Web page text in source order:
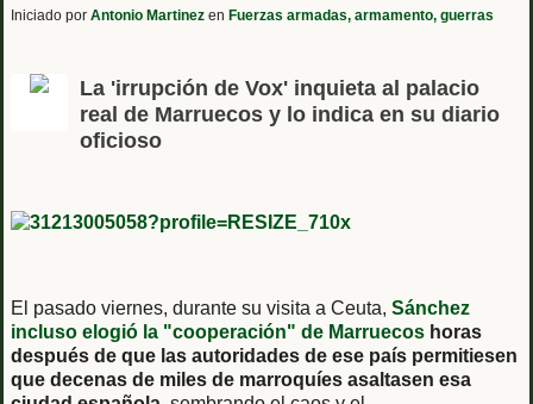
Iniciado por Antonio Martinez en Fuerzas armadas, armamento, guerras
La 'irrupción de Vox' inquieta al palacio
real de Marruecos y lo indica en su diario
oficioso
El pasado viernes, durante su visita a Ceuta, Sánchez
incluso elogió la "cooperación" de Marruecos horas
después de que las autoridades de ese país permitiesen
que decenas de miles de marroquíes asaltasen esa